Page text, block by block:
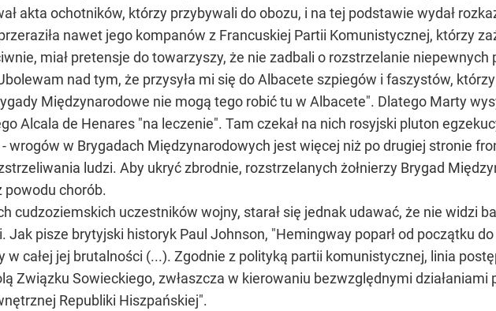
akta ochotników, którzy przybywali do obozu, i na tej podstawie wydał
nawet jego kompanów z Francuskiej Partii Komunistycznej, którzy
miał pretensje do towarzyszy, że nie zadbali o rozstrzelanie
nad tym, że przysyła mi się do Albacete szpiegów i faszystów,
Międzynarodowe nie mogą tego robić tu w Albacete". Dlatego Marty
Alcala de Henares "na leczenie". Tam czekał na nich rosyjski pluton
wrogów w Brygadach Międzynarodowych jest więcej niż po drugiej stronie
ludzi. Aby ukryć zbrodnie, rozstrzelanych żołnierzy Brygad
powodu chorób.
cudzoziemskich uczestników wojny, starał się jednak udawać, że nie widzi
Jak pisze brytyjski historyk Paul Johnson, "Hemingway poparł od początku
całej jej brutalności (...). Zgodnie z polityką partii komunistycznej, linia
Związku Sowieckiego, zwłaszcza w kierowaniu bezwzględnymi
Republiki Hiszpańskiej".